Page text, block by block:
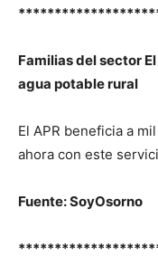
Familias del sector
agua potable rural
El APR beneficia a
ahora con este
Fuente: SoyOsorno